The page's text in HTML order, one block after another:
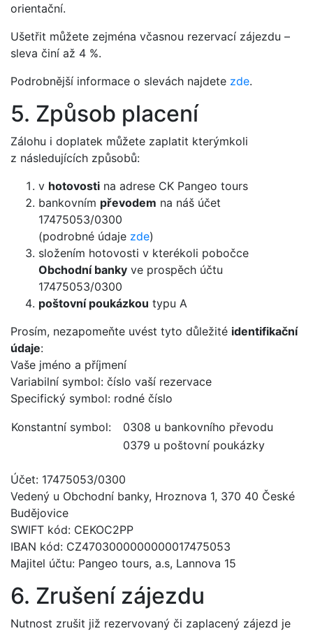
orientační.
Ušetřit můžete zejména včasnou rezervací zájezdu –
sleva činí až 4 %.
Podrobnější informace o slevách najdete zde.
5. Způsob placení
Zálohu i doplatek můžete zaplatit kterýmkoli
z následujících způsobů:
v hotovosti na adrese CK Pangeo tours
bankovním převodem na náš účet
17475053/0300
(podrobné údaje zde)
složením hotovosti v kterékoli pobočce
Obchodní banky ve prospěch účtu
17475053/0300
poštovní poukázkou typu A
Prosím, nezapomeňte uvést tyto důležité identifikační
údaje:
Vaše jméno a příjmení
Variabilní symbol: číslo vaší rezervace
Specifický symbol: rodné číslo
Konstantní symbol:
0308 u bankovního převodu
0379 u poštovní poukázky
Účet: 17475053/0300
Vedený u Obchodní banky, Hroznova 1, 370 40 České
Budějovice
SWIFT kód: CEKOC2PP
IBAN kód: CZ4703000000000017475053
Majitel účtu: Pangeo tours, a.s, Lannova 15
6. Zrušení zájezdu
Nutnost zrušit již rezervovaný či zaplacený zájezd je